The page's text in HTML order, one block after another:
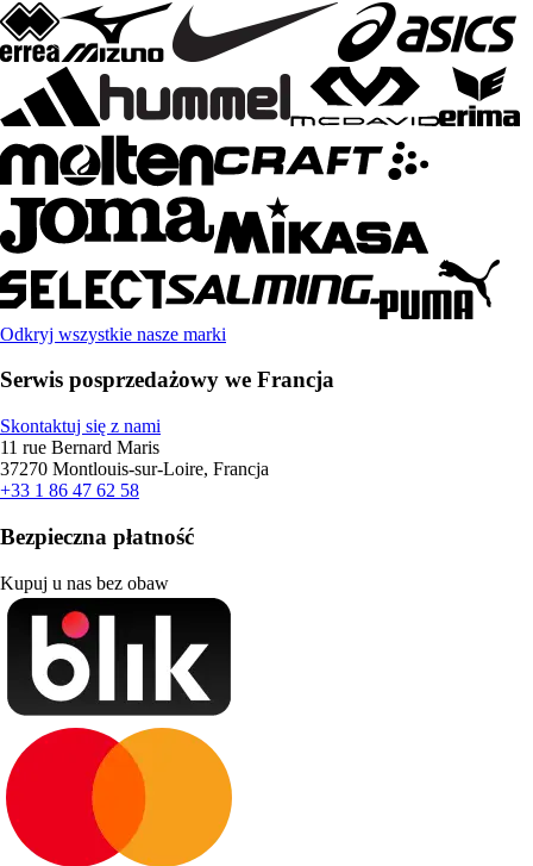
Odkryj wszystkie nasze marki
Serwis posprzedażowy we Francja
Skontaktuj się z nami
11 rue Bernard Maris
37270 Montlouis-sur-Loire, Francja
+33 1 86 47 62 58
Bezpieczna płatność
Kupuj u nas bez obaw